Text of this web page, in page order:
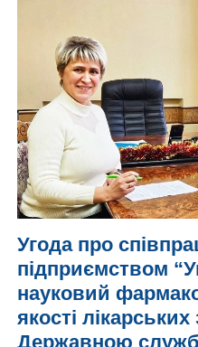
Угода про
підприємством
науковий
якості лікарських
Державною